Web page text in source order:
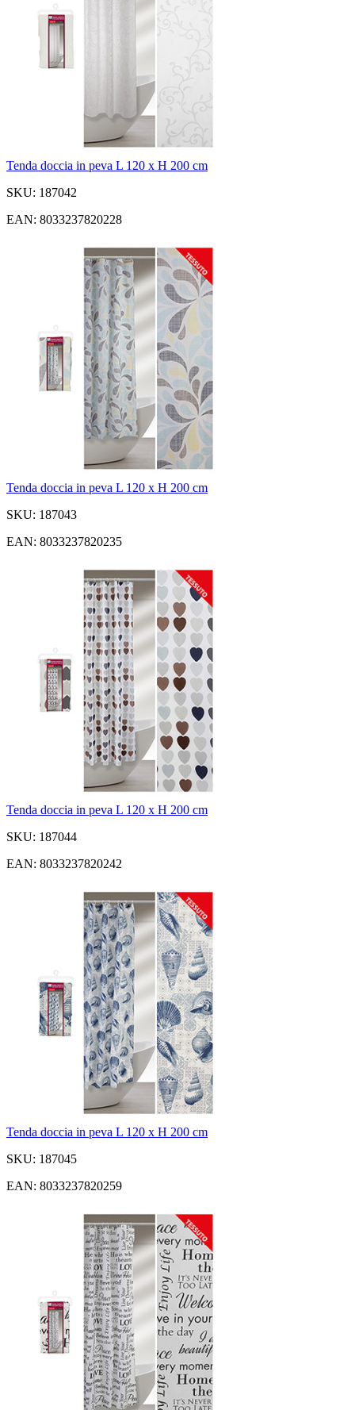
Tenda doccia in peva L 120 x H 200 cm
SKU: 187042
EAN: 8033237820228
Tenda doccia in peva L 120 x H 200 cm
SKU: 187043
EAN: 8033237820235
Tenda doccia in peva L 120 x H 200 cm
SKU: 187044
EAN: 8033237820242
Tenda doccia in peva L 120 x H 200 cm
SKU: 187045
EAN: 8033237820259